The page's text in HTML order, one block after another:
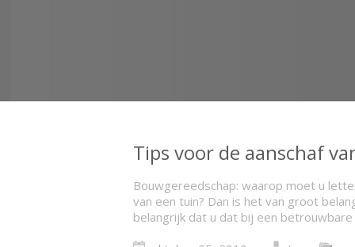
Tips voor de aanschaf
Bouwgereedschap: waarop moet u
van een tuin? Dan is het van groot
belangrijk dat u dat bij een